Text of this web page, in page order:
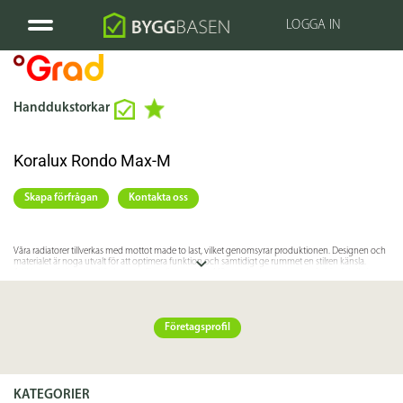
LOGGA IN
Handdukstorkar
Koralux Rondo Max-M
Skapa förfrågan Kontakta oss
Våra radiatorer tillverkas med mottot made to last, vilket genomsyrar produktionen. Designen och
materialet är noga utvalt för att optimera funktion och samtidigt ge rummet en stilren känsla.
förhållanden som går bortom normalt användande. Våra Clean- och Hygien-serier pressas ännu
på den tilltänkta platsen med plastförpackningen på, vilket skyddar mot eventuella färgstänk och
andra yttre föroreningar som kan tillkomma i byggnadsmiljöer. Radiatorn går utmärkt att använda
Företagsprofil
KATEGORIER